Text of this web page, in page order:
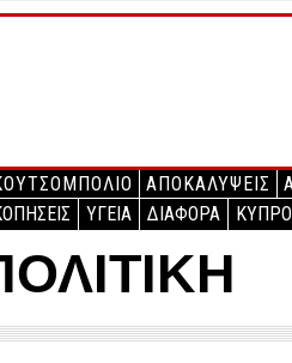
ΑΠΟΚΑΛΥΨΕΙΣ
ΥΓΕΙΑ ΔΙΑΦΟΡΑ